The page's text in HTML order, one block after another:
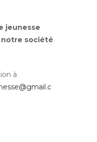
jeunesse
société
à